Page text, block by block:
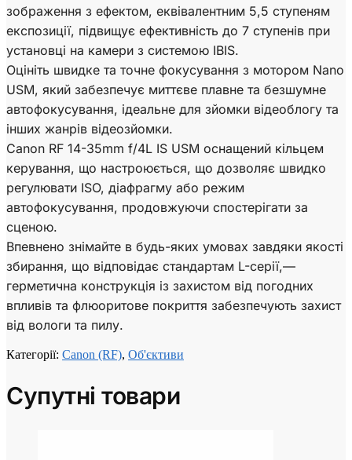
зображення з ефектом, еквівалентним 5,5 ступеням
експозиції, підвищує ефективність до 7 ступенів при
установці на камери з системою IBIS.
Оцініть швидке та точне фокусування з мотором Nano
USM, який забезпечує миттєве плавне та безшумне
автофокусування, ідеальне для зйомки відеоблогу та
інших жанрів відеозйомки.
Canon RF 14-35mm f/4L IS USM оснащений кільцем
керування, що настроюється, що дозволяє швидко
регулювати ISO, діафрагму або режим
автофокусування, продовжуючи спостерігати за
сценою.
Впевнено знімайте в будь-яких умовах завдяки якості
збирання, що відповідає стандартам L-серії,—
герметична конструкція із захистом від погодних
впливів та флюоритове покриття забезпечують захист
від вологи та пилу.
Категорії: Canon (RF), Об'єктиви
Супутні товари